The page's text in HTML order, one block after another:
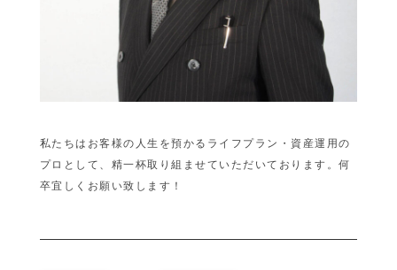
私たちはお客様の人生を預かるライフプラン・資産運用の
プロとして、精一杯取り組ませていただいております。何
卒宜しくお願い致します！